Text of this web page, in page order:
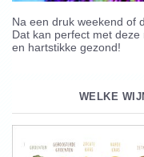
Na een druk weekend of
Dat kan perfect met
en hartstikke gezond!
WELKE